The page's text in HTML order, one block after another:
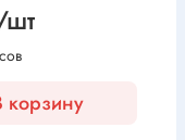
корзину